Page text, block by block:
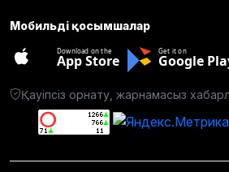
Мобильді қосымшалар
Download on the
App Store
Get it on
Google
Қауіпсіз орнату, жарнамасыз